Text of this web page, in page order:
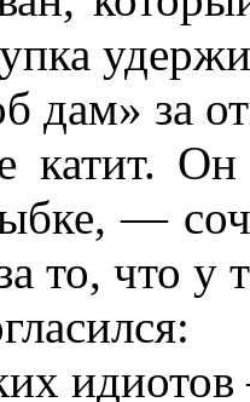
за
Он
—
то, что у
идиотов